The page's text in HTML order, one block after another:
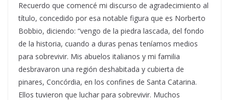
Recuerdo que comencé mi discurso de agradecimiento al
título, concedido por esa notable figura que es Norberto
Bobbio, diciendo: “vengo de la piedra lascada, del fondo
de la historia, cuando a duras penas teníamos medios
para sobrevivir. Mis abuelos italianos y mi familia
desbravaron una región deshabitada y cubierta de
pinares, Concórdia, en los confines de Santa Catarina.
Ellos tuvieron que luchar para sobrevivir. Muchos